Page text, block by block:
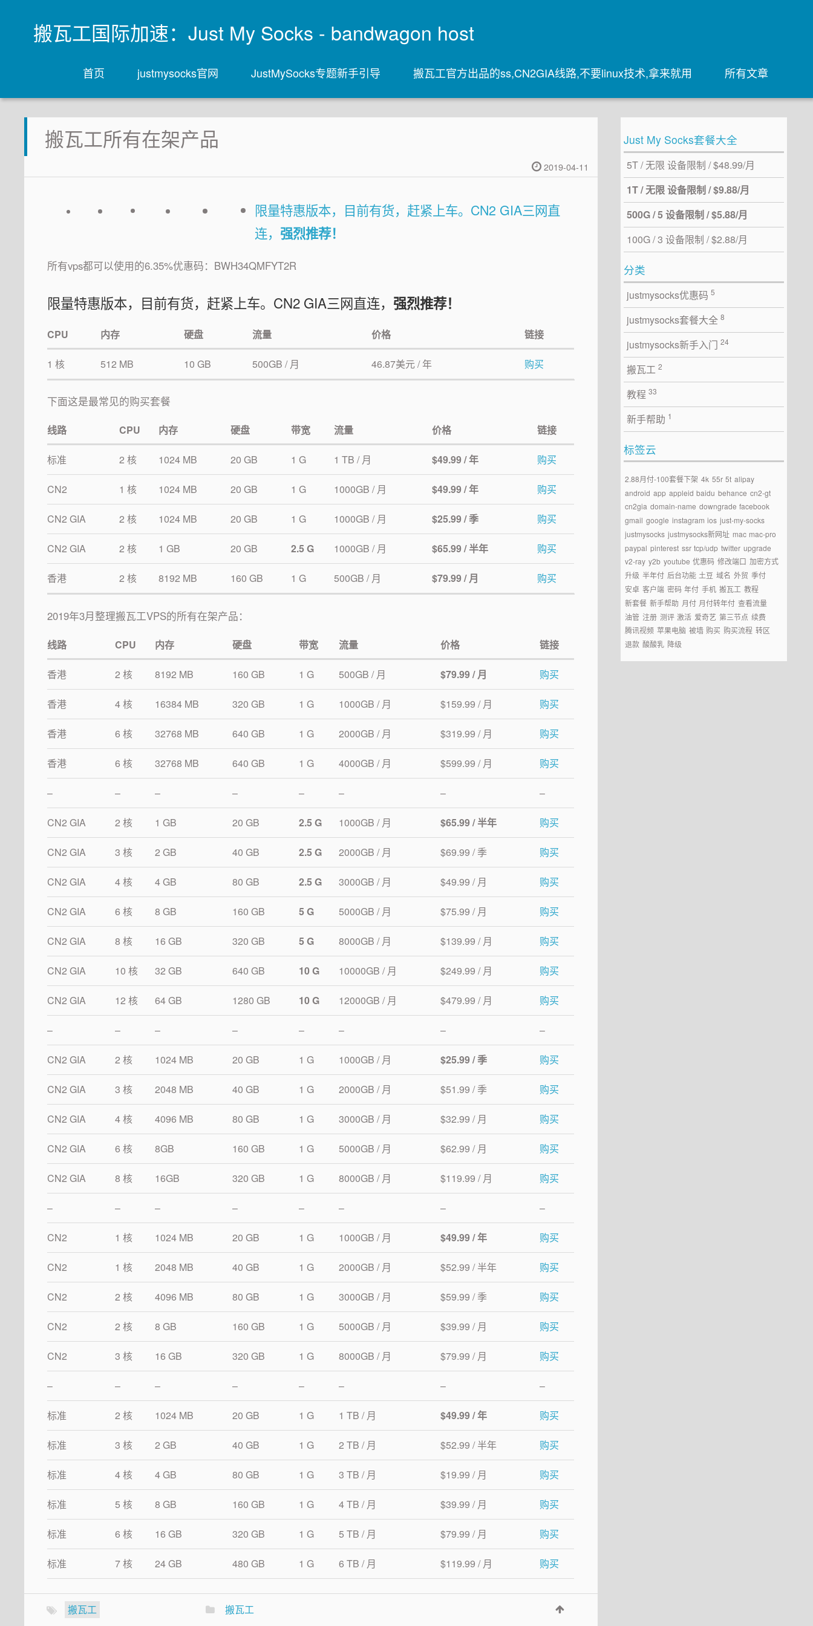
搬瓦工国际加速：Just My Socks - bandwagon host
首页 justmysocks官网 JustMySocks专题新手引导 搬瓦工官方出品的ss,CN2GIA线路,不要linux技术,拿来就用 所有文章
搬瓦工所有在架产品
2019-04-11
限量特惠版本，目前有货，赶紧上车。CN2 GIA三网直
连， 强烈推荐！
所有vps都可以使用的6.35%优惠码：BWH34QMFYT2R
限量特惠版本，目前有货，赶紧上车。CN2 GIA三网直连， 强烈推荐！
CPU 内存 硬盘 流量 价格 链接
1 核 512 MB 10 GB 500GB / 月 46.87美元 / 年 购买
下面这是最常见的购买套餐
线路 CPU 内存 硬盘 带宽 流量 价格 链接
标准 2 核 1024 MB 20 GB 1 G 1 TB / 月 $49.99 / 年 购买
CN2 1 核 1024 MB 20 GB 1 G 1000GB / 月 $49.99 / 年 购买
CN2 GIA 2 核 1024 MB 20 GB 1 G 1000GB / 月 $25.99 / 季 购买
CN2 GIA 2 核 1 GB 20 GB 2.5 G 1000GB / 月 $65.99 / 半年 购买
香港 2 核 8192 MB 160 GB 1 G 500GB / 月 $79.99 / 月 购买
2019年3月整理搬瓦工VPS的所有在架产品：
线路 CPU 内存 硬盘 带宽 流量 价格 链接
香港 2 核 8192 MB 160 GB 1 G 500GB / 月 $79.99 / 月 购买
香港 4 核 16384 MB 320 GB 1 G 1000GB / 月 $159.99 / 月 购买
香港 6 核 32768 MB 640 GB 1 G 2000GB / 月 $319.99 / 月 购买
香港 6 核 32768 MB 640 GB 1 G 4000GB / 月 $599.99 / 月 购买
– – – – – – – –
CN2 GIA 2 核 1 GB 20 GB 2.5 G 1000GB / 月 $65.99 / 半年 购买
CN2 GIA 3 核 2 GB 40 GB 2.5 G 2000GB / 月 $69.99 / 季 购买
CN2 GIA 4 核 4 GB 80 GB 2.5 G 3000GB / 月 $49.99 / 月 购买
CN2 GIA 6 核 8 GB 160 GB 5 G 5000GB / 月 $75.99 / 月 购买
CN2 GIA 8 核 16 GB 320 GB 5 G 8000GB / 月 $139.99 / 月 购买
CN2 GIA 10 核 32 GB 640 GB 10 G 10000GB / 月 $249.99 / 月 购买
CN2 GIA 12 核 64 GB 1280 GB 10 G 12000GB / 月 $479.99 / 月 购买
– – – – – – – –
CN2 GIA 2 核 1024 MB 20 GB 1 G 1000GB / 月 $25.99 / 季 购买
CN2 GIA 3 核 2048 MB 40 GB 1 G 2000GB / 月 $51.99 / 季 购买
CN2 GIA 4 核 4096 MB 80 GB 1 G 3000GB / 月 $32.99 / 月 购买
CN2 GIA 6 核 8GB 160 GB 1 G 5000GB / 月 $62.99 / 月 购买
CN2 GIA 8 核 16GB 320 GB 1 G 8000GB / 月 $119.99 / 月 购买
– – – – – – – –
CN2 1 核 1024 MB 20 GB 1 G 1000GB / 月 $49.99 / 年 购买
CN2 1 核 2048 MB 40 GB 1 G 2000GB / 月 $52.99 / 半年 购买
CN2 2 核 4096 MB 80 GB 1 G 3000GB / 月 $59.99 / 季 购买
CN2 2 核 8 GB 160 GB 1 G 5000GB / 月 $39.99 / 月 购买
CN2 3 核 16 GB 320 GB 1 G 8000GB / 月 $79.99 / 月 购买
– – – – – – – –
标准 2 核 1024 MB 20 GB 1 G 1 TB / 月 $49.99 / 年 购买
标准 3 核 2 GB 40 GB 1 G 2 TB / 月 $52.99 / 半年 购买
标准 4 核 4 GB 80 GB 1 G 3 TB / 月 $19.99 / 月 购买
标准 5 核 8 GB 160 GB 1 G 4 TB / 月 $39.99 / 月 购买
标准 6 核 16 GB 320 GB 1 G 5 TB / 月 $79.99 / 月 购买
标准 7 核 24 GB 480 GB 1 G 6 TB / 月 $119.99 / 月 购买
搬瓦工 搬瓦工
Just My Socks套餐大全
5T / 无限 设备限制 / $48.99/月
1T / 无限 设备限制 / $9.88/月
500G / 5 设备限制 / $5.88/月
100G / 3 设备限制 / $2.88/月
分类
justmysocks优惠码 5
justmysocks套餐大全 8
justmysocks新手入门 24
搬瓦工 2
教程 33
新手帮助 1
标签云
2.88月付-100套餐下架 4k 55r 5t alipay
android app appleid baidu behance cn2-gt
cn2gia domain-name downgrade facebook
gmail google instagram ios just-my-socks
justmysocks justmysocks新网址 mac mac-pro
paypal pinterest ssr tcp/udp twitter upgrade
v2-ray y2b youtube 优惠码 修改端口 加密方式
升级 半年付 后台功能 土豆 域名 外贸 季付
安卓 客户端 密码 年付 手机 搬瓦工 教程
新套餐 新手帮助 月付 月付转年付 查看流量
油管 注册 测评 激活 爱奇艺 第三节点 续费
腾讯视频 苹果电脑 被墙 购买 购买流程 转区
退款 酸酸乳 降级